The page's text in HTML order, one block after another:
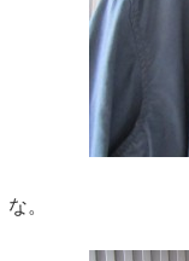
コットンパ
な。